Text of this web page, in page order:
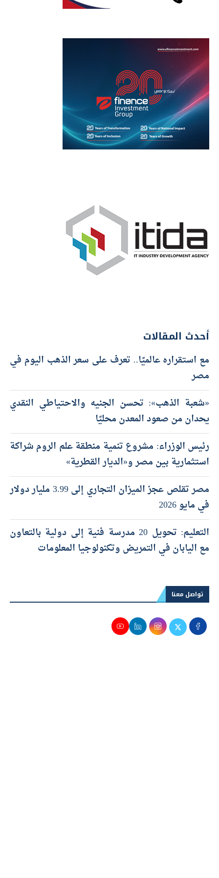
أحدث المقالات
مع استقراره عالميًا.. تعرف على سعر الذهب اليوم في
مصر
«شعبة الذهب»: تحسن الجنيه والاحتياطي النقدي
يحدان من صعود المعدن محليًا
رئيس الوزراء: مشروع تنمية منطقة علم الروم شراكة
استثمارية بين مصر و«الديار القطرية»
مصر تقلص عجز الميزان التجاري إلى 3.99 مليار دولار
في مايو 2026
التعليم: تحويل 20 مدرسة فنية إلى دولية بالتعاون
مع اليابان في التمريض وتكنولوجيا المعلومات
تواصل معنا